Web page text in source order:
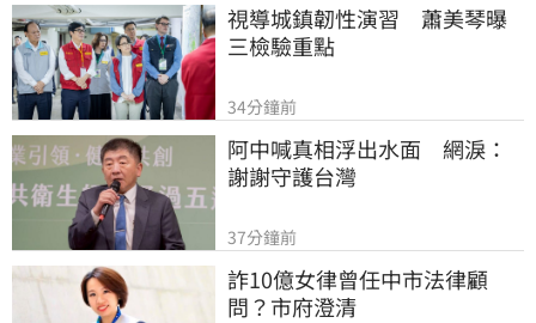
視導城鎮韌性演習　蕭美琴曝
三檢驗重點
34分鐘前
阿中喊真相浮出水面　網淚：
謝謝守護台灣
37分鐘前
詐10億女律曾任中市法律顧
問？市府澄清